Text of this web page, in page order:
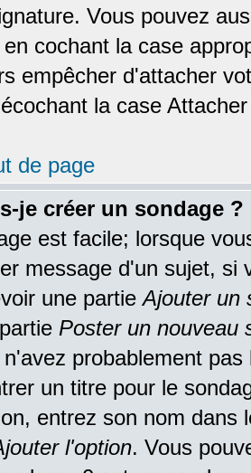
Vous pouvez
cochant la case
empêcher d'attacher
la case
de page
je créer un sondage ?
est facile; lorsque
message d'un sujet, si
une partieAjouter un
Poster un nouveau
probablement
un titre pour le
entrez son nom dans
l'option. Vous